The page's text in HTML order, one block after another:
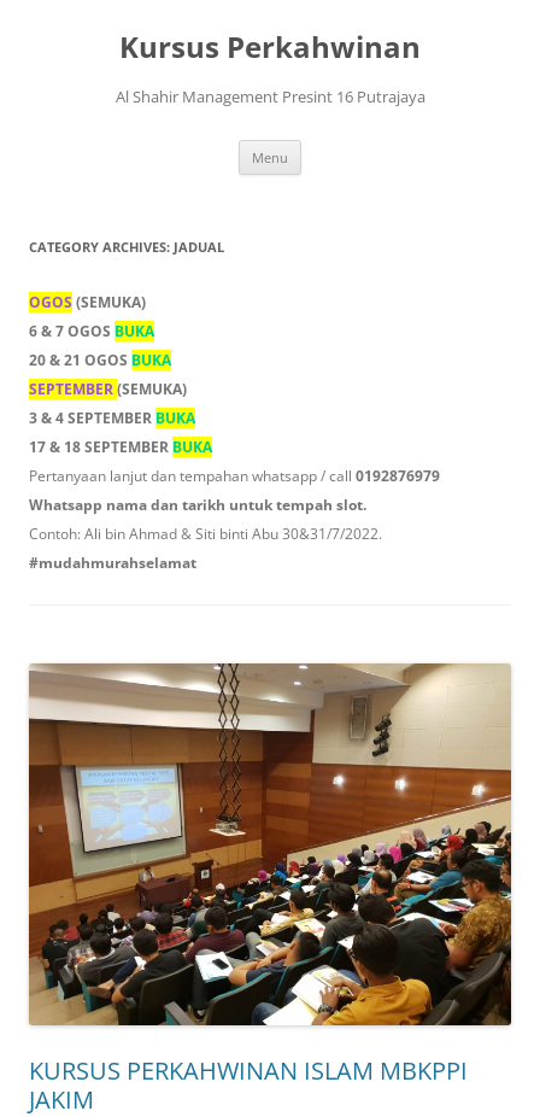
Kursus Perkahwinan
Al Shahir Management Presint 16 Putrajaya
Menu
CATEGORY ARCHIVES: JADUAL
OGOS(SEMUKA)
6 & 7 OGOS BUKA
20 & 21 OGOS BUKA
SEPTEMBER(SEMUKA)
3 & 4 SEPTEMBER BUKA
17 & 18 SEPTEMBER BUKA
Pertanyaan lanjut dan tempahan whatsapp / call 0192876979
Whatsapp nama dan tarikh untuk tempah slot.
Contoh: Ali bin Ahmad & Siti binti Abu 30&31/7/2022.
#mudahmurahselamat
KURSUS PERKAHWINAN ISLAM MBKPPI
JAKIM